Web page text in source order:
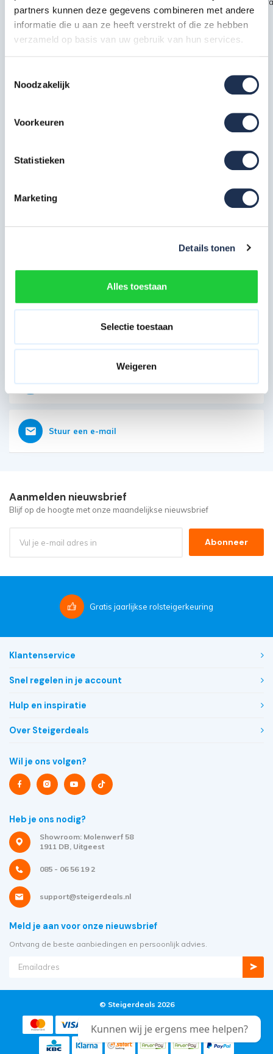
partners kunnen deze gegevens combineren met andere
informatie die u aan ze heeft verstrekt of die ze hebben
verzameld op basis van uw gebruik van hun services.
Noodzakelijk
Voorkeuren
Statistieken
Marketing
Details tonen
Alles toestaan
Selectie toestaan
Weigeren
Artikelcode
Kwaliteit keurmerken, certificering en
Bereikbaar op 085 - 06 56 19 2
Vraag nu direct een offerte aan
Stuur een e-mail
Aanmelden nieuwsbrief
Blijf op de hoogte met onze maandelijkse nieuwsbrief
Abonneer
Gratis jaarlijkse rolsteigerkeuring
Klantenservice
Snel regelen in je account
Hulp en inspiratie
Over Steigerdeals
Wil je ons volgen?
Heb je ons nodig?
Showroom: Molenwerf 58
1911 DB, Uitgeest
085 - 06 56 19 2
support@steigerdeals.nl
Meld je aan voor onze nieuwsbrief
Ontvang de beste aanbiedingen en persoonlijk advies.
© Steigerdeals 2026
Kunnen wij je ergens mee helpen?